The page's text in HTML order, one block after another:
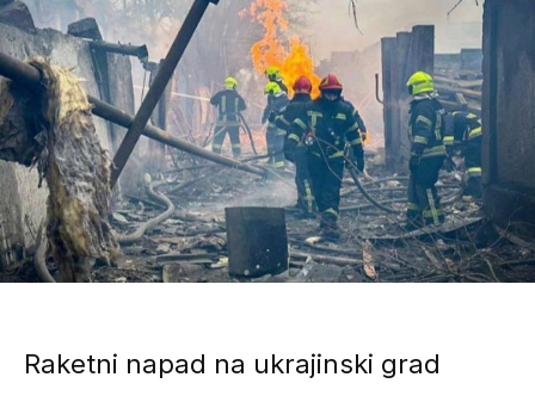
Raketni napad na ukrajinski grad